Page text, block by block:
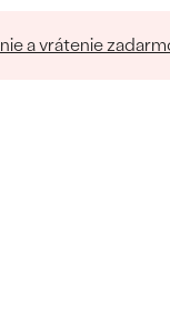
a vrátenie